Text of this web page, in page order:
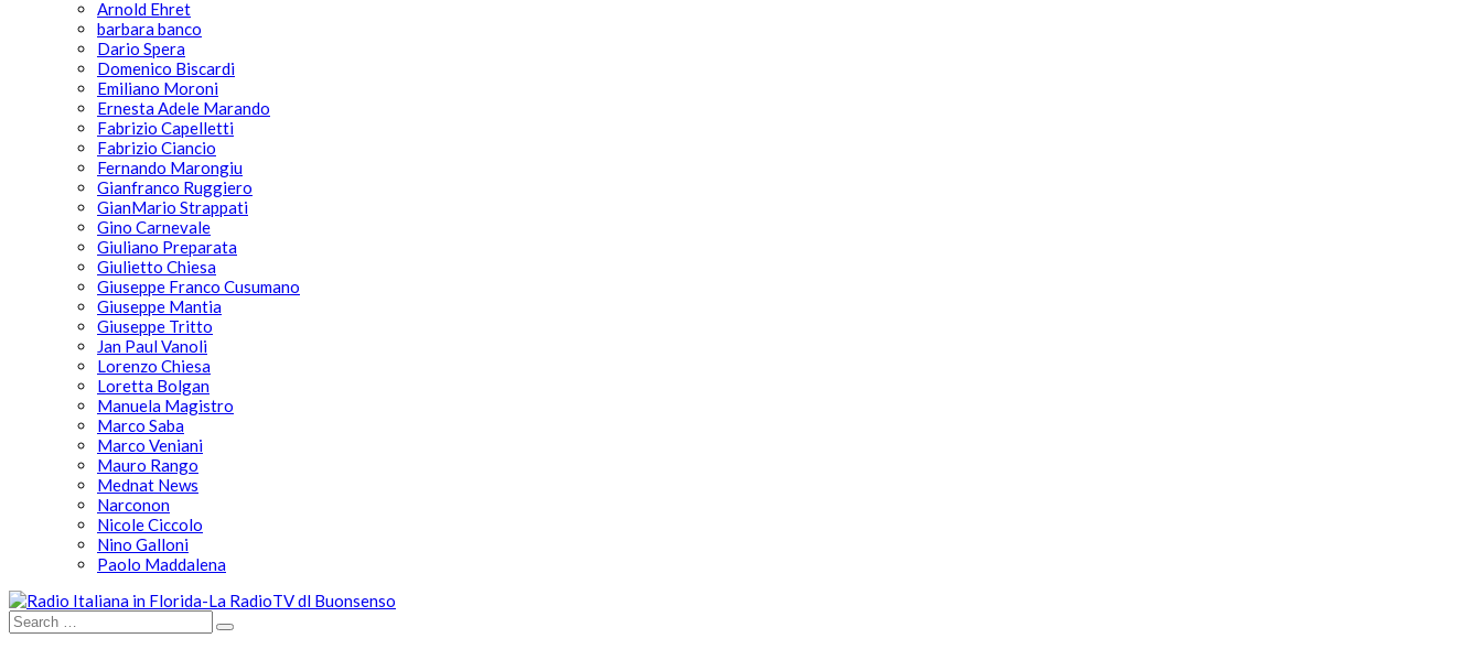
Arnold Ehret
barbara banco
Dario Spera
Domenico Biscardi
Emiliano Moroni
Ernesta Adele Marando
Fabrizio Capelletti
Fabrizio Ciancio
Fernando Marongiu
Gianfranco Ruggiero
GianMario Strappati
Gino Carnevale
Giuliano Preparata
Giulietto Chiesa
Giuseppe Franco Cusumano
Giuseppe Mantia
Giuseppe Tritto
Jan Paul Vanoli
Lorenzo Chiesa
Loretta Bolgan
Manuela Magistro
Marco Saba
Marco Veniani
Mauro Rango
Mednat News
Narconon
Nicole Ciccolo
Nino Galloni
Paolo Maddalena